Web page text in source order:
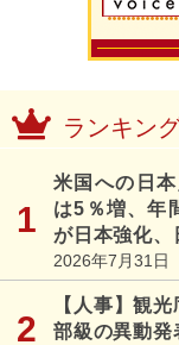
ランキン
米国への日
は5％増、年
が日本強化、
2026年7月31日
【人事】観
部級の異動